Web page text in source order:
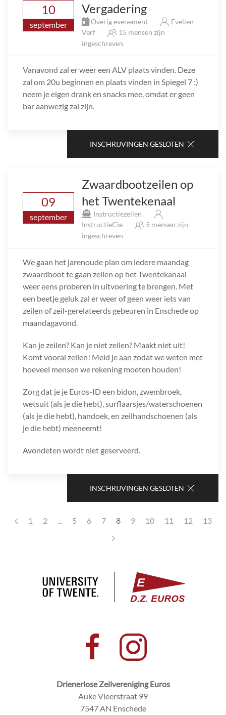
10
september
Vergadering
Overig evenement
Evelien
Verf
15 mensen zijn
ingeschreven
Vanavond zal er weer een ALV plaats vinden. Deze
zal om 20u beginnen en plaats vinden in Spiegel 7 :)
neem je eigen drank en snacks mee, omdat er geen
bar aanwezig zal zijn.
INSCHRIJVINGEN GESLOTEN
09
september
Zwaardbootzeilen op
het Twentekenaal
Instructiezeilen
InstructieCie
5 mensen zijn
ingeschreven
We gaan het jarenoude plan om iedere maandag
zwaardboot te gaan zeilen op het Twentekanaal
weer eens proberen in uitvoering te brengen. Met
een beetje geluk zal er weer of geen weer iets van
zeilen of zeil-gerelateerds gebeuren in Enschede op
maandagavond.
Kan je zeilen? Kan je niet zeilen? Maakt niet uit!
Komt vooral zeilen! Meld je aan zodat we weten met
hoeveel mensen we rekening moeten houden!
Zorg dat je je Euros-ID een bidon, zwembroek,
wetsuit (als je die hebt), surflaarsjes/waterschoenen
(als je die hebt), handoek, en zeilhandschoenen (als
je die hebt) meeneemt!
Avondeten wordt niet geserveerd.
INSCHRIJVINGEN GESLOTEN
1 2 5 6 7 8 9 10 11 12 13
Drienerlose Zeilvereniging Euros
Auke Vleerstraat 99
7547 AN Enschede